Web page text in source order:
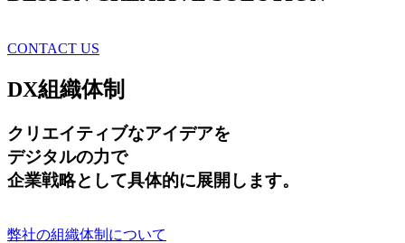
CONTACT US
DX組織体制
クリエイティブなアイデアを
デジタルの力で
企業戦略として具体的に展開します。
弊社の組織体制について